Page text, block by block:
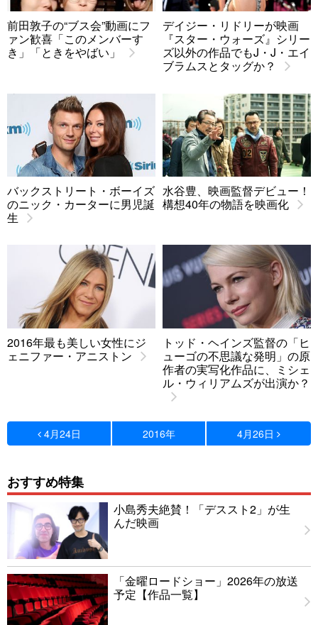
前田敦子の“ブス会”動画にフ
ァン歓喜「このメンバーす
き」「ときをやばい」
デイジー・リドリーが映画
『スター・ウォーズ』シリー
ズ以外の作品でもJ・J・エイ
ブラムスとタッグか？
バックストリート・ボーイズ
のニック・カーターに男児誕
生
水谷豊、映画監督デビュー！
構想40年の物語を映画化
2016年最も美しい女性にジ
ェニファー・アニストン
トッド・ヘインズ監督の「ヒ
ューゴの不思議な発明」の原
作者の実写化作品に、ミシェ
ル・ウィリアムズが出演か？
4月24日 2016年 4月26日
おすすめ特集
小島秀夫絶賛！「デススト2」が生
んだ映画
「金曜ロードショー」2026年の放送
予定【作品一覧】